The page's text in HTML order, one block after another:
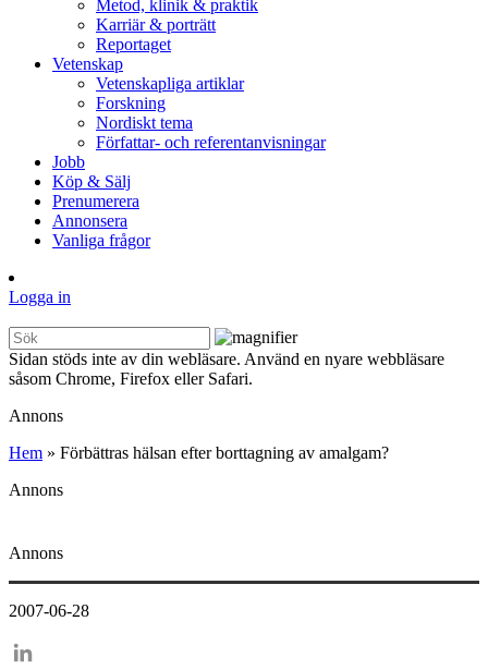
Metod, klinik & praktik
Karriär & porträtt
Reportaget
Vetenskap
Vetenskapliga artiklar
Forskning
Nordiskt tema
Författar- och referentanvisningar
Jobb
Köp & Sälj
Prenumerera
Annonsera
Vanliga frågor
Logga in
Sidan stöds inte av din webläsare. Använd en nyare webbläsare
såsom Chrome, Firefox eller Safari.
Annons
Hem » Förbättras hälsan efter borttagning av amalgam?
Annons
Annons
2007-06-28